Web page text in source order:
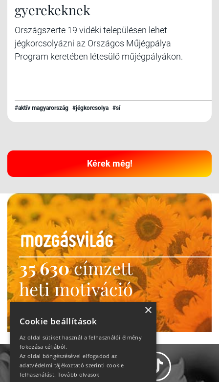
gyerekeknek
Országszerte 19 vidéki településen lehet
jégkorcsolyázni az Országos Műjégpálya
Program keretében létesülő műjégpályákon.
#aktív magyarország #jégkorcsolya #sí
Kérek még!
35 630címzett
heti motiváció
Ne maradj le!
×
Cookie beállítások
Az oldal sütiket használ a felhasználói élmény
fokozása céljából.
Az oldal böngészésével elfogadod az
adatvédelmi tájékoztató szerinti cookie
felhasználást. Tovább olvasok